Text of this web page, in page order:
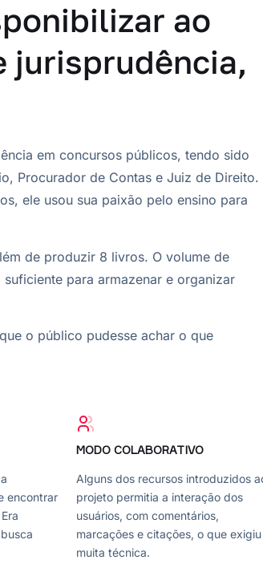
ao
jurisprudência,
em concursos públicos, tendo sido
Procurador de Contas e Juiz de Direito.
ele usou sua paixão pelo ensino para
de produzir 8 livros. O volume de
para armazenar e organizar
o público pudesse achar o que
encontrar
MODO COLABORATIVO
Alguns dos recursos introduzidos
projeto permitia a interação dos
usuários, com comentários,
marcações e citações, o que exigiu
muita técnica.